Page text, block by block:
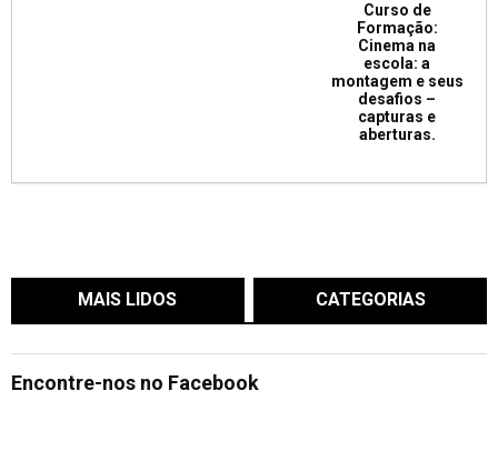
Curso de
Formação:
Cinema na
escola: a
montagem e seus
desafios –
capturas e
aberturas.
MAIS LIDOS CATEGORIAS
Encontre-nos no Facebook